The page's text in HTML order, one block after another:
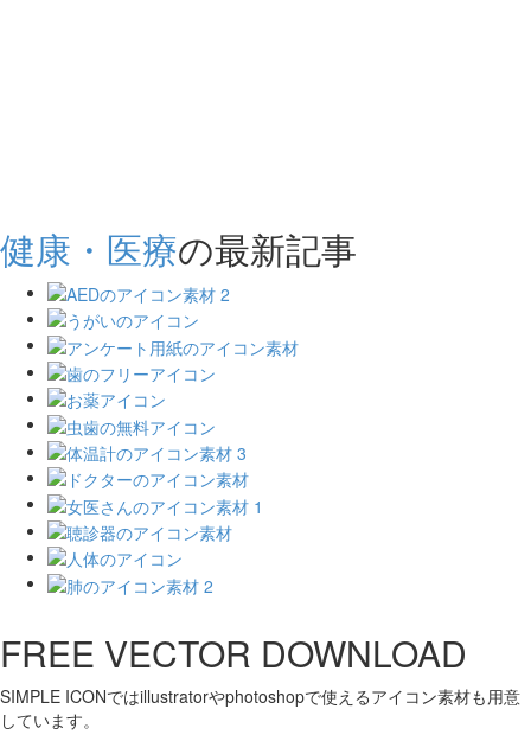
健康・医療の最新記事
FREE VECTOR DOWNLOAD
SIMPLE ICONではillustratorやphotoshopで使えるアイコン素材も用意
しています。